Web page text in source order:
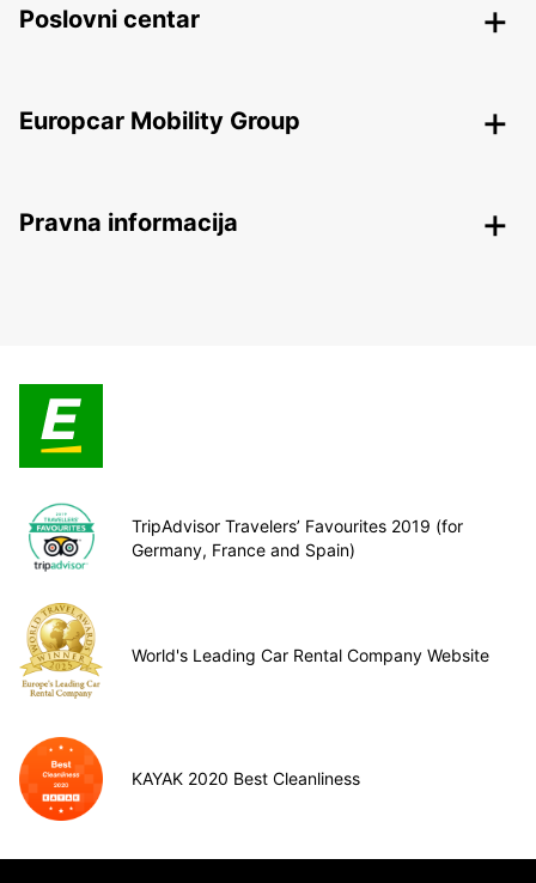
Poslovni centar
Europcar Mobility Group
Pravna informacija
TripAdvisor Travelers’ Favourites 2019 (for
Germany, France and Spain)
World's Leading Car Rental Company Website
KAYAK 2020 Best Cleanliness